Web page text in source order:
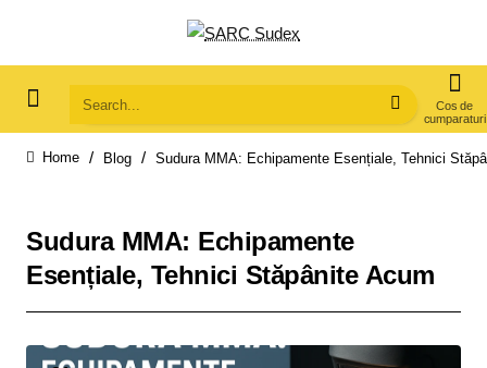
Search...
Blog Sudura MMA: Echipamente Esențiale, Tehnici
Sudura MMA: Echipamente
Esențiale, Tehnici Stăpânite Acum